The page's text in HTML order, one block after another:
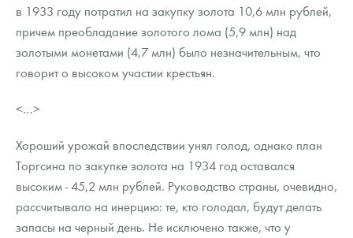
в 1933 году потратил на закупку золота 10,6 млн рублей,
причем преобладание золотого лома (5,9 млн) над
золотыми монетами (4,7 млн) было незначительным, что
говорит о высоком участии крестьян.
<…>
Хороший урожай впоследствии унял голод, однако план
Торгсина по закупке золота на 1934 год оставался
высоким - 45,2 млн рублей. Руководство страны, очевидно,
рассчитывало на инерцию: те, кто голодал, будут делать
запасы на черный день. Не исключено также, что у